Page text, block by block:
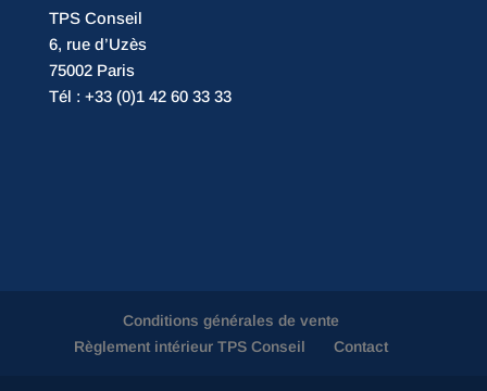
TPS Conseil
6, rue d’Uzès
75002 Paris
Tél : +33 (0)1 42 60 33 33
Conditions générales de vente
Règlement intérieur TPS Conseil
Contact